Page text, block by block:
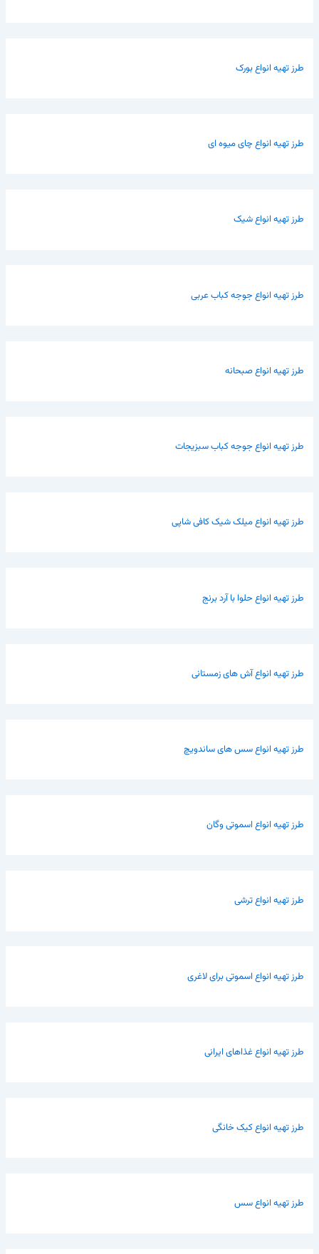
طرز تهیه انواع بورک
طرز تهیه انواع چای میوه ای
طرز تهیه انواع شیک
طرز تهیه انواع جوجه کباب عربی
طرز تهیه انواع صبحانه
طرز تهیه انواع جوجه کباب سبزیجات
طرز تهیه انواع میلک شیک کافی شاپی
طرز تهیه انواع حلوا با آرد برنج
طرز تهیه انواع آش های زمستانی
طرز تهیه انواع سس های ساندویچ
طرز تهیه انواع اسموتی وگان
طرز تهیه انواع ترشی
طرز تهیه انواع اسموتی برای لاغری
طرز تهیه انواع غذاهای ایرانی
طرز تهیه انواع کیک خانگی
طرز تهیه انواع سس